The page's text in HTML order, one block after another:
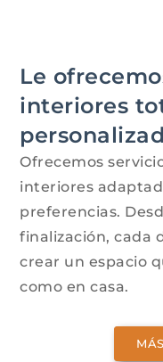
Le
interiores
Ofrecemos
interiores
preferencias.
finalización, cada
crear un espacio
como en casa.